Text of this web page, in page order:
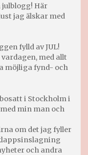
julblogg! Här
jag älskar med
fylld av JUL!
med allt
möjliga fynd- och
i Stockholm i
min man och
om det jag fyller
och andra